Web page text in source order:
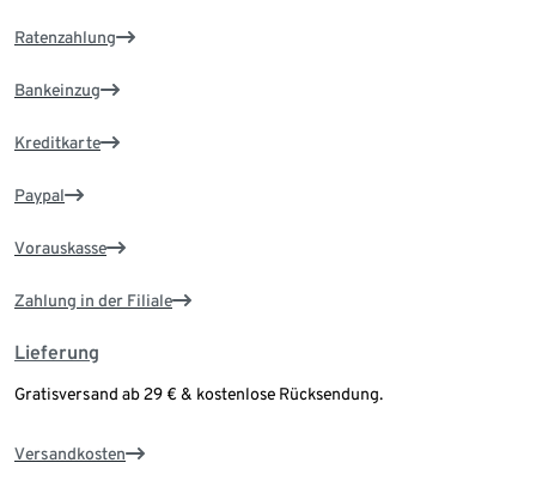
Ratenzahlung
Bankeinzug
Kreditkarte
Paypal
Vorauskasse
Zahlung in der Filiale
Lieferung
Gratisversand ab 29 € & kostenlose Rücksendung.
Versandkosten